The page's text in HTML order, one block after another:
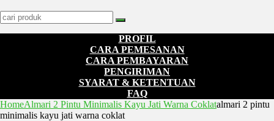
PROFIL
CARA PEMESANAN
CARA PEMBAYARAN
PENGIRIMAN
SYARAT & KETENTUAN
FAQ
HomeAlmari 2 Pintu Minimalis Kayu Jati Warna Coklatalmari 2 pintu
minimalis kayu jati warna coklat